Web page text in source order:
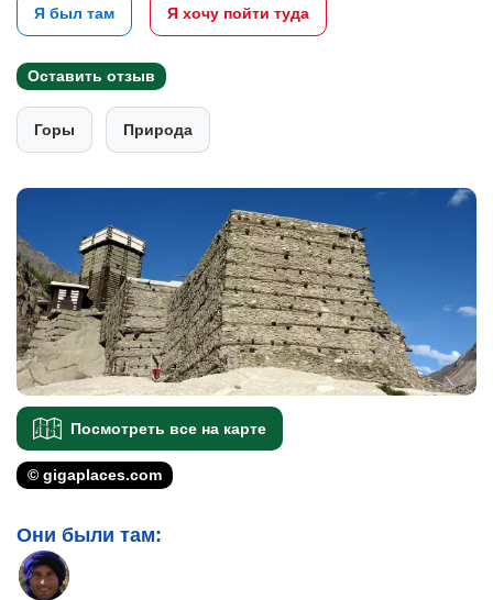
Я был там Я хочу пойти туда
Оставить отзыв
Горы Природа
Посмотреть все на карте
© gigaplaces.com
Они были там: